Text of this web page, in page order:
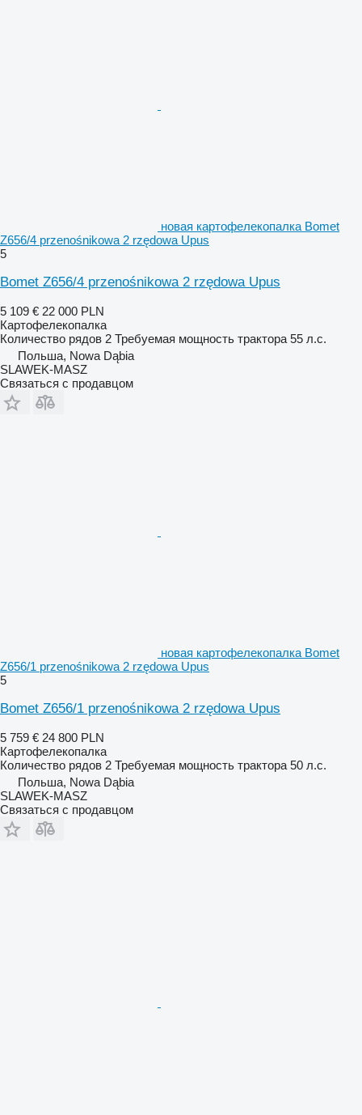
новая картофелекопалка Bomet
Z656/4 przenośnikowa 2 rzędowa Upus
5
Bomet Z656/4 przenośnikowa 2 rzędowa Upus
5 109 € 22 000 PLN
Картофелекопалка
Количество рядов 2 Требуемая мощность трактора 55 л.с.
Польша, Nowa Dąbia
SLAWEK-MASZ
Связаться с продавцом
новая картофелекопалка Bomet
Z656/1 przenośnikowa 2 rzędowa Upus
5
Bomet Z656/1 przenośnikowa 2 rzędowa Upus
5 759 € 24 800 PLN
Картофелекопалка
Количество рядов 2 Требуемая мощность трактора 50 л.с.
Польша, Nowa Dąbia
SLAWEK-MASZ
Связаться с продавцом